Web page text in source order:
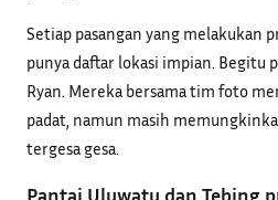
Setiap pasangan yang melakukan
punya daftar lokasi impian. Begitu
Ryan. Mereka bersama tim foto
padat, namun masih
tergesa gesa.
Pantai Uluwatu dan Tebing